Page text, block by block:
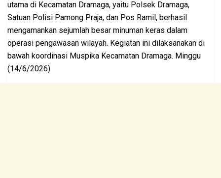
utama di Kecamatan Dramaga, yaitu Polsek Dramaga,
Satuan Polisi Pamong Praja, dan Pos Ramil, berhasil
mengamankan sejumlah besar minuman keras dalam
operasi pengawasan wilayah. Kegiatan ini dilaksanakan di
bawah koordinasi Muspika Kecamatan Dramaga. Minggu
(14/6/2026)